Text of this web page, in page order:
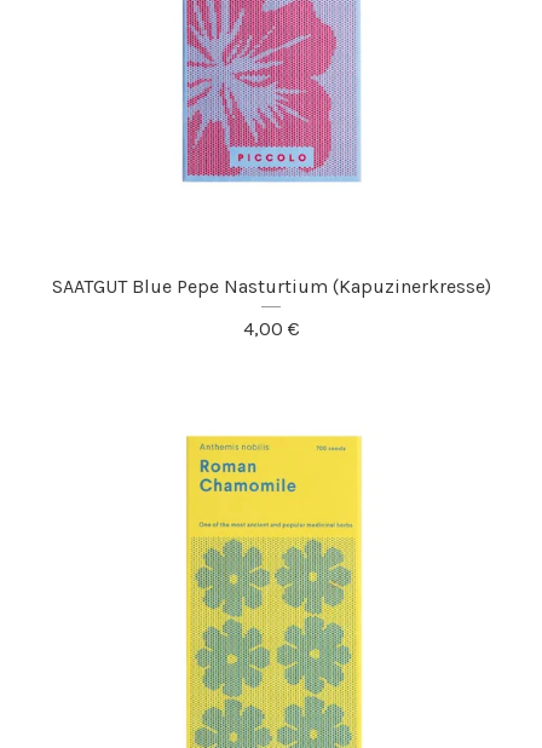
SAATGUT Blue Pepe Nasturtium (Kapuzinerkresse)
4,00 €